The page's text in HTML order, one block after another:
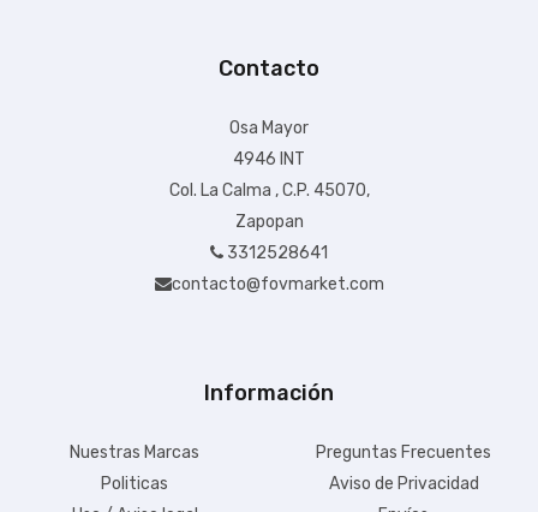
+ $99.00 de envío
$180.19
Disponible:En Inventario
Contacto
Osa Mayor
4946 INT
Col. La Calma , C.P. 45070,
Zapopan
3312528641
contacto@fovmarket.com
Información
Nuestras Marcas
Preguntas Frecuentes
Politicas
Aviso de Privacidad